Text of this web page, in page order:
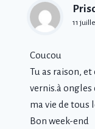
11
Coucou
Tu as raison,
vernis.à ongles
ma vie de tous
Bon week-end